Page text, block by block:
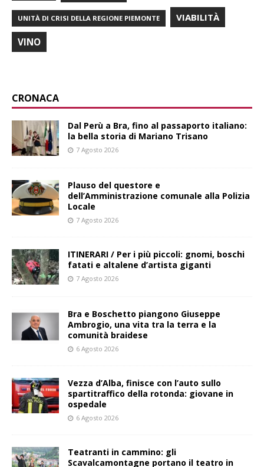
UNITÀ DI CRISI DELLA REGIONE PIEMONTE VIABILITÀ
VINO
CRONACA
​Dal Perù a Bra, fino al passaporto italiano:
la bella storia di Mariano Trisano
7 Agosto 2026
Plauso del questore e
dell’Amministrazione comunale alla Polizia
Locale
7 Agosto 2026
ITINERARI / Per i più piccoli: gnomi, boschi
fatati e altalene d’artista giganti
7 Agosto 2026
Bra e Boschetto piangono Giuseppe
Ambrogio, una vita tra la terra e la
comunità braidese
6 Agosto 2026
Vezza d’Alba, finisce con l’auto sullo
spartitraffico della rotonda: giovane in
ospedale
6 Agosto 2026
Teatranti in cammino: gli
Scavalcamontagne portano il teatro in